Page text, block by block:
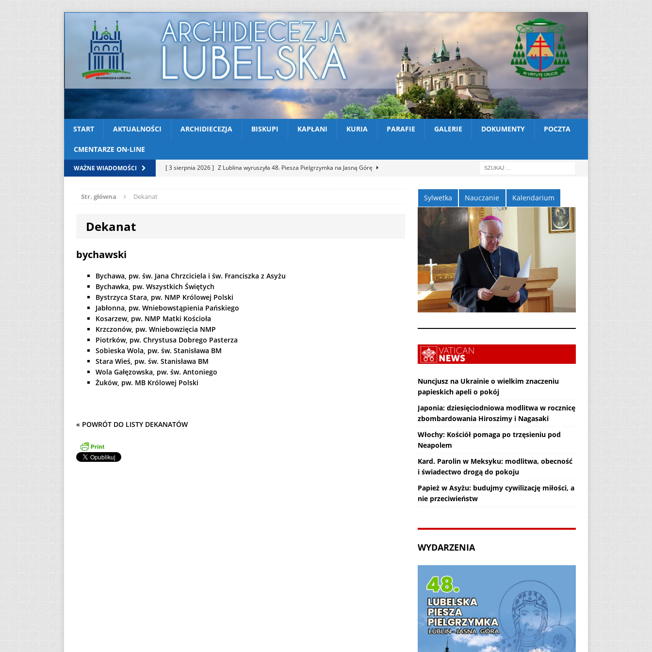
START AKTUALNOŚCI ARCHIDIECEZJA BISKUPI KAPŁANI KURIA PARAFIE GALERIE DOKUMENTY POCZTA
CMENTARZE ON-LINE
WAŻNE WIADOMOŚCI [ 3 sierpnia 2026 ] Z Lublina wyruszyła 48. Piesza Pielgrzymka na Jasną Górę
Str. główna Dekanat
Dekanat
bychawski
Bychawa, pw. św. Jana Chrzciciela i św. Franciszka z Asyżu
Bychawka, pw. Wszystkich Świętych
Bystrzyca Stara, pw. NMP Królowej Polski
Jabłonna, pw. Wniebowstąpienia Pańskiego
Kosarzew, pw. NMP Matki Kościoła
Krzczonów, pw. Wniebowzięcia NMP
Piotrków, pw. Chrystusa Dobrego Pasterza
Sobieska Wola, pw. św. Stanisława BM
Stara Wieś, pw. św. Stanisława BM
Wola Gałęzowska, pw. św. Antoniego
Żuków, pw. MB Królowej Polski
« POWRÓT DO LISTY DEKANATÓW
Sylwetka Nauczanie Kalendarium
Nuncjusz na Ukrainie o wielkim znaczeniu
papieskich apeli o pokój
Japonia: dziesięciodniowa modlitwa w rocznicę
zbombardowania Hiroszimy i Nagasaki
Włochy: Kościół pomaga po trzęsieniu pod
Neapolem
Kard. Parolin w Meksyku: modlitwa, obecność
i świadectwo drogą do pokoju
Papież w Asyżu: budujmy cywilizację miłości, a
nie przeciwieństw
WYDARZENIA